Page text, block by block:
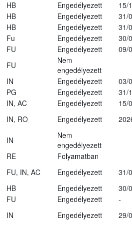
HB Engedélyezett
15/
HB Engedélyezett
31/
HB Engedélyezett
31/
Fu Engedélyezett
30/
FU Engedélyezett
09/
FU
Nem
engedélyezett
IN Engedélyezett
03/
PG Engedélyezett
31/
IN, AC Engedélyezett
15/
IN, RO Engedélyezett
IN
Nem
engedélyezett
RE
Folyamatban
FU, IN, AC Engedélyezett
31/
HB Engedélyezett
30/
FU Engedélyezett
-
IN Engedélyezett
29/